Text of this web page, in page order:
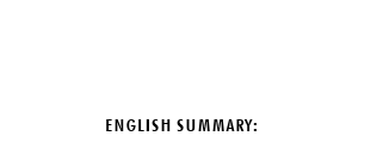
ENGLISH SUMMARY: